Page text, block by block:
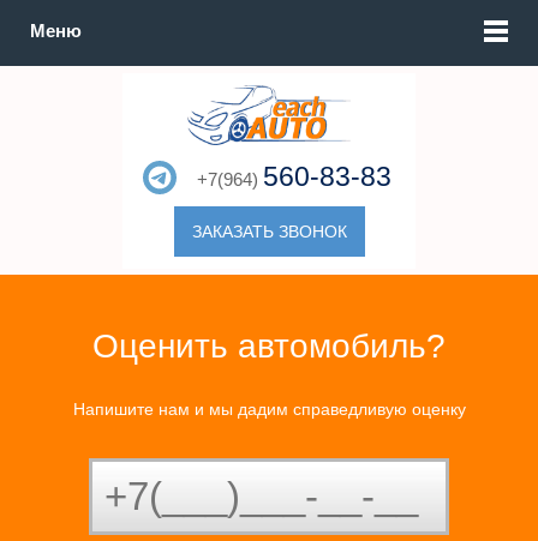
+7(964) 560-83-83
ЗАКАЗАТЬ ЗВОНОК
Меню
Оценить автомобиль?
Напишите нам и мы дадим справедливую оценку